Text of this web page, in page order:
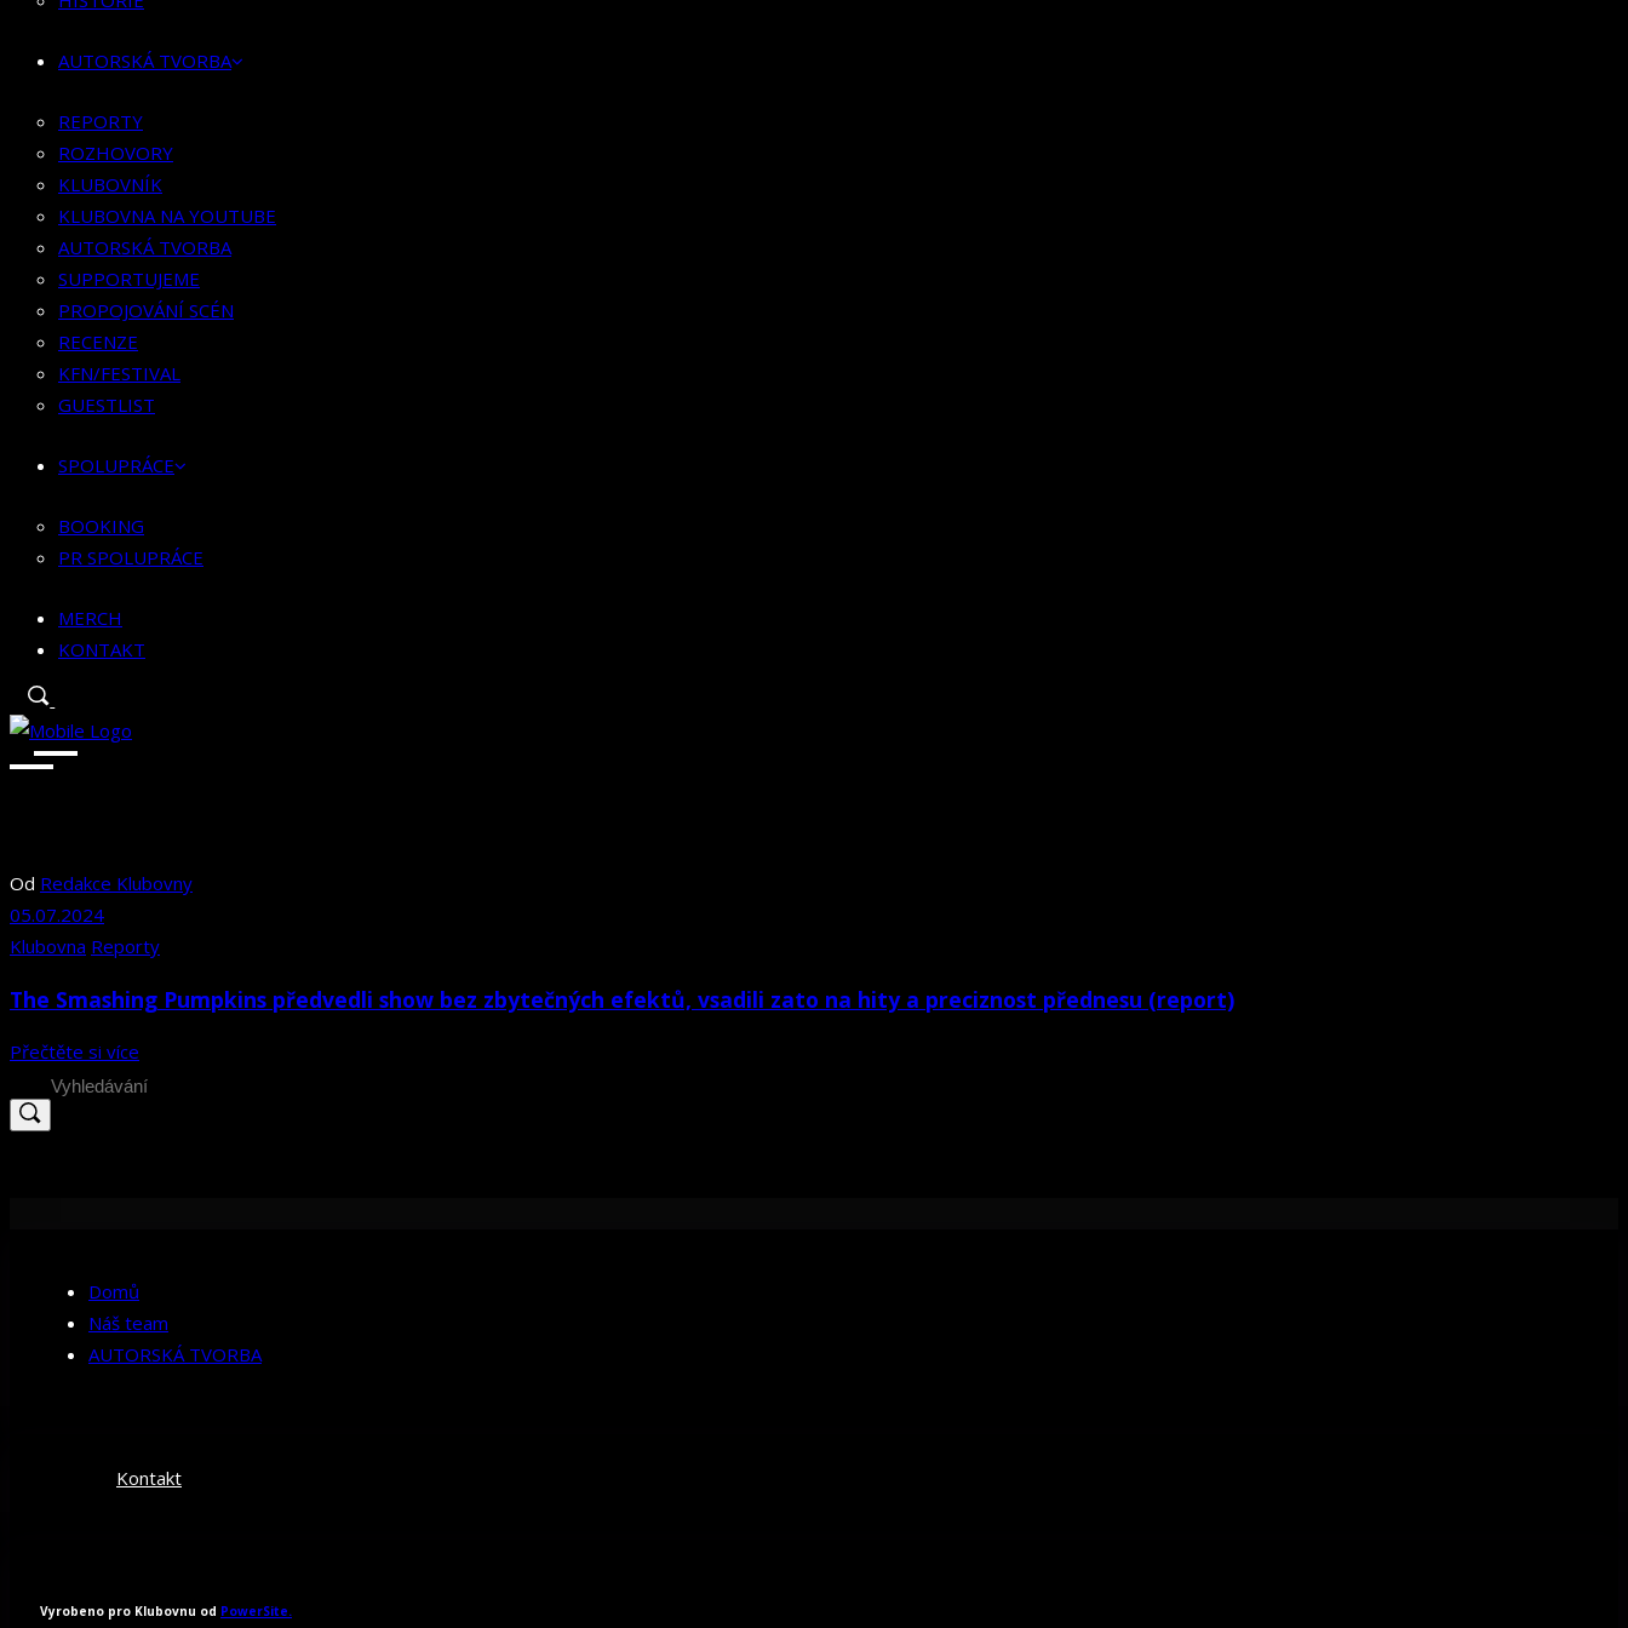
KLUBOVNA NA YOUTUBE
SUPPORTUJEME
PROPOJOVÁNÍ SCÉN
RECENZE
KFN/FESTIVAL
GUESTLIST
SPOLUPRÁCE
BOOKING
PR SPOLUPRÁCE
MERCH
AUTORSKÁ TVORBA
REPORTY
ROZHOVORY
KLUBOVNÍK
KLUBOVNA NA YOUTUBE
AUTORSKÁ TVORBA
SUPPORTUJEME
PROPOJOVÁNÍ SCÉN
RECENZE
KFN/FESTIVAL
GUESTLIST
SPOLUPRÁCE
BOOKING
PR SPOLUPRÁCE
MERCH
KONTAKT
Od Redakce Klubovny
05.07.2024
Klubovna Reporty
The Smashing Pumpkins předvedli show bez zbytečných efektů, vsadili zato na hity a preciznost přednesu (report)
Přečtěte si více
Search
for:
Domů
Náš team
AUTORSKÁ TVORBA
Kontakt
Vyrobeno pro Klubovnu od PowerSite.